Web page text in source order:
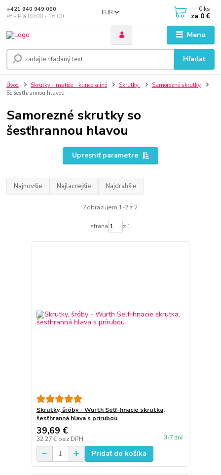
Menu
EUR
Hľadať
+421 940 949 000
Po - Pia 08:00 - 16:00
0 ks
za 0 €
Úvod Skrutky - matice - klince a iné Skrutky
Samorezné skrutky
So šesťhrannou hlavou
Samorezné skrutky so
šesťhrannou hlavou
Upresniť parametre
Najnovšie Najlacnejšie Najdrahšie
Zobrazujem 1-2 z 2
strana z 1
Skrutky, šróby - Wurth Self-hnacie skrutka,
šesťhranná hlava s prírubou
39,69 €
32,27 € bez DPH 3-7 dní
Pridať do košíka